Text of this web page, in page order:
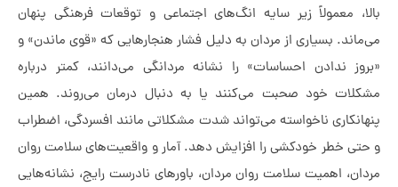
زیر سایه انگ‌های اجتماعی و توقعات فرهنگی پنهان
بسیاری از مردان به دلیل فشار هنجارهایی که «قوی ماندن» و
احساسات» را نشانه مردانگی می‌دانند، کمتر درباره
خود صحبت می‌کنند یا به دنبال درمان می‌روند. همین
ناخواسته می‌تواند شدت مشکلاتی مانند افسردگی، اضطراب
خودکشی را افزایش دهد. آمار و واقعیت‌های سلامت روان
اهمیت سلامت روان مردان، باورهای نادرست رایج، نشانه‌هایی